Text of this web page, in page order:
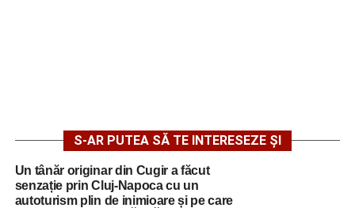
S-AR PUTEA SĂ TE INTERESEZE ȘI
Un tânăr originar din Cugir a făcut
senzație prin Cluj-Napoca cu un
autoturism plin de inimioare și pe care